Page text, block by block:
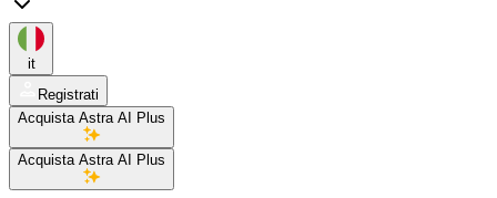
it
Registrati
Acquista Astra AI Plus
Acquista Astra AI Plus